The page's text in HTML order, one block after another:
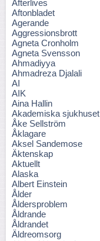
Afterlives
Aftonbladet
Agerande
Aggressionsbrott
Agneta Cronholm
Agneta Svensson
Ahmadiyya
Ahmadreza Djalali
AI
AIK
Aina Hallin
Akademiska sjukhuset
Åke Sellström
Åklagare
Aksel Sandemose
Äktenskap
Aktuellt
Alaska
Albert Einstein
Ålder
Åldersproblem
Åldrande
Åldrandet
Äldreomsorg